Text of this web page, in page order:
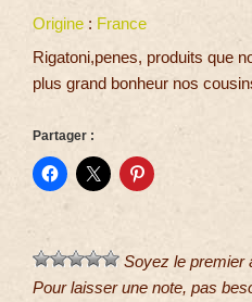
Origine : France
Rigatoni,penes, produits que
plus grand bonheur nos
Partager :
Soyez le premier
Pour laisser une note, pas